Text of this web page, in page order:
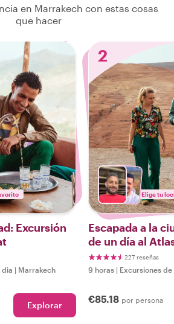
en Marrakech con estas cosas
que hacer
Excursión
dia | Marrakech
Explorar
2
Elige tu
Escapada a la
de un día al
227 reseñas
9 horas | Excursiones de
€85.18 por persona